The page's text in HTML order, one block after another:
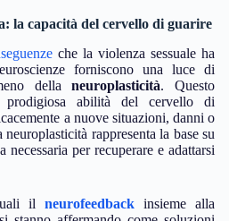
la capacità del cervello di guarire
che la violenza sessuale ha
forniscono una luce di
dellaneuroplasticità. Questo
abilità del cervello di
a nuove situazioni, danni o
rappresenta la base su
per recuperare e adattarsi
il neurofeedback insieme alla